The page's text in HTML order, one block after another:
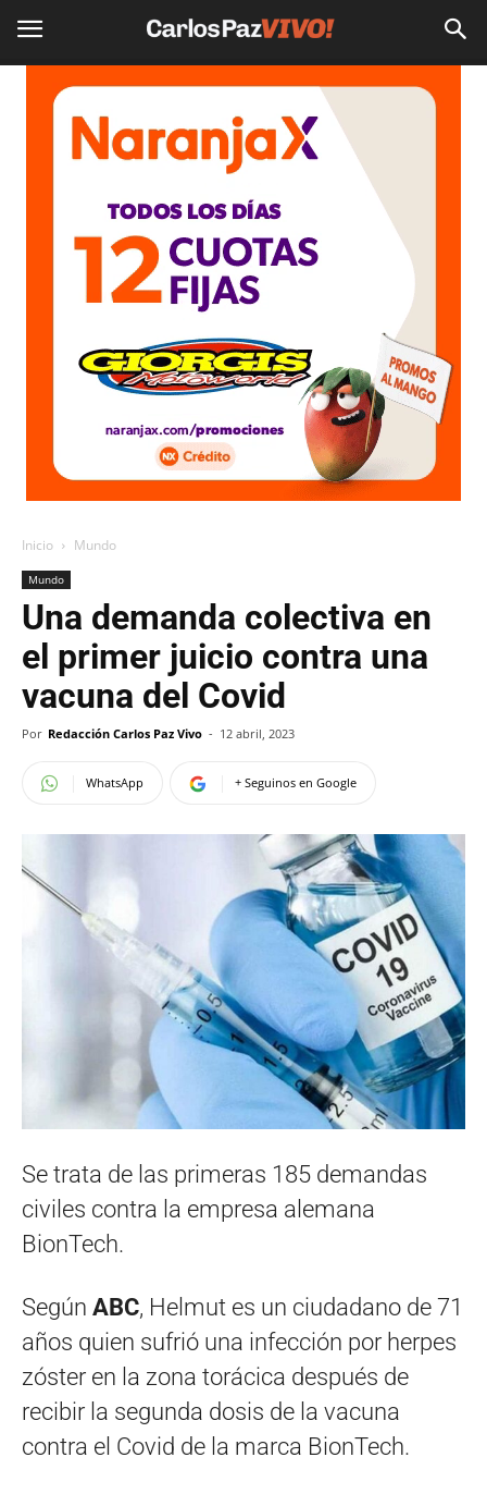
Inicio Mundo
Mundo
Una demanda colectiva en
el primer juicio contra una
vacuna del Covid
Por Redacción Carlos Paz Vivo - 12 abril, 2023
WhatsApp + Seguinos en Google
Se trata de las primeras 185 demandas
civiles contra la empresa alemana
BionTech.
Según ABC, Helmut es un ciudadano de 71
años quien sufrió una infección por herpes
zóster en la zona torácica después de
recibir la segunda dosis de la vacuna
contra el Covid de la marca BionTech.